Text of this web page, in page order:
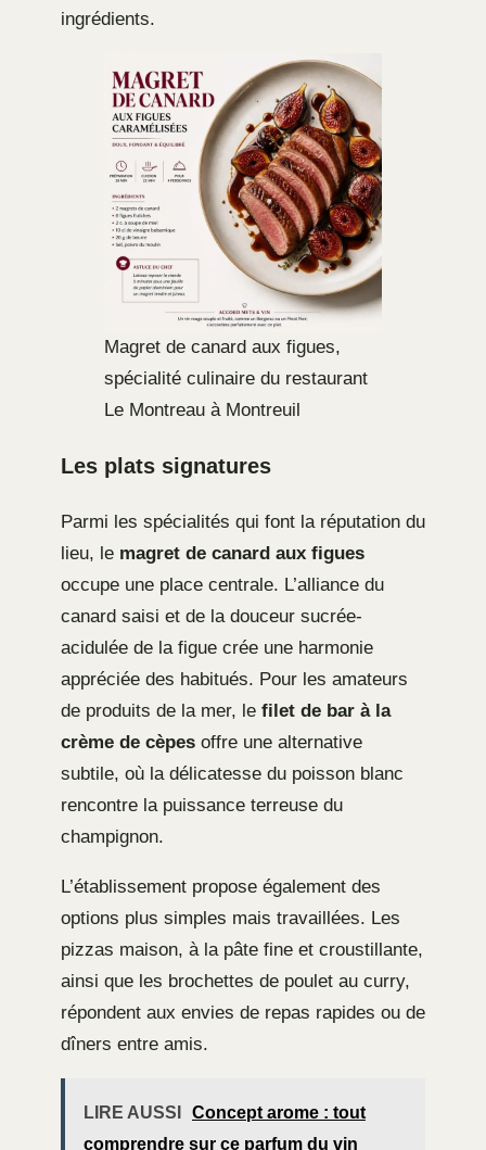
ingrédients.
Magret de canard aux figues,
spécialité culinaire du restaurant
Le Montreau à Montreuil
Les plats signatures
Parmi les spécialités qui font la réputation du
lieu, le magret de canard aux figues
occupe une place centrale. L’alliance du
canard saisi et de la douceur sucrée-
acidulée de la figue crée une harmonie
appréciée des habitués. Pour les amateurs
de produits de la mer, le filet de bar à la
crème de cèpes offre une alternative
subtile, où la délicatesse du poisson blanc
rencontre la puissance terreuse du
champignon.
L’établissement propose également des
options plus simples mais travaillées. Les
pizzas maison, à la pâte fine et croustillante,
ainsi que les brochettes de poulet au curry,
répondent aux envies de repas rapides ou de
dîners entre amis.
LIRE AUSSI
Concept arome : tout
comprendre sur ce parfum du vin